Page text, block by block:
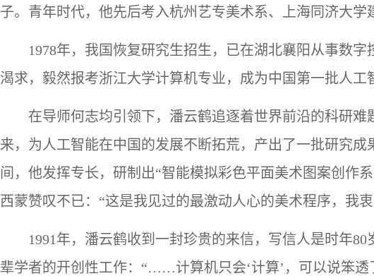
子。青年时代，他先后考入杭州艺专美术系、上海同济大学
1978年，我国恢复研究生招生，已在湖北襄阳从事数
渴求，毅然报考浙江大学计算机专业，成为中国第一批人工
在导师何志均引领下，潘云鹤追逐着世界前沿的科研
来，为人工智能在中国的发展不断拓荒，产出了一批研究
间，他发挥专长，研制出“智能模拟彩色平面美术图案创作
西蒙赞叹不已：“这是我见过的最激动人心的美术程序，我
1991年，潘云鹤收到一封珍贵的来信，写信人是时年
辈学者的开创性工作：“……计算机只会‘计算’，可以说笨